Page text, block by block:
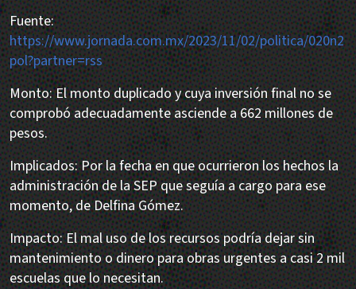
Fuente:
https://www.jornada.com.mx/2023/11/02/politica/020n2
pol?partner=rss
Monto: El monto duplicado y cuya inversión final no se
comprobó adecuadamente asciende a 662 millones de
pesos.
Implicados: Por la fecha en que ocurrieron los hechos la
administración de la SEP que seguía a cargo para ese
momento, de Delfina Gómez.
Impacto: El mal uso de los recursos podría dejar sin
mantenimiento o dinero para obras urgentes a casi 2 mil
escuelas que lo necesitan.